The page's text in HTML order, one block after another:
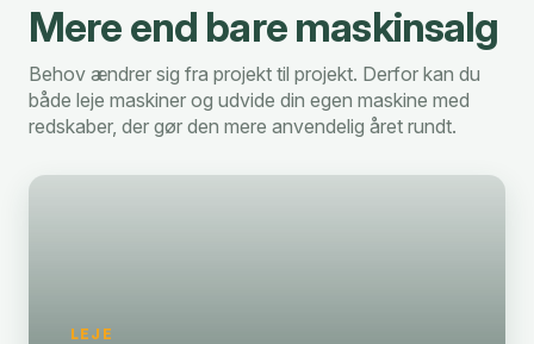
Mere end bare maskinsalg
Behov ændrer sig fra projekt til projekt. Derfor kan du
både leje maskiner og udvide din egen maskine med
redskaber, der gør den mere anvendelig året rundt.
LEJE